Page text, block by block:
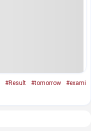
#Result #tomorrow
#exami